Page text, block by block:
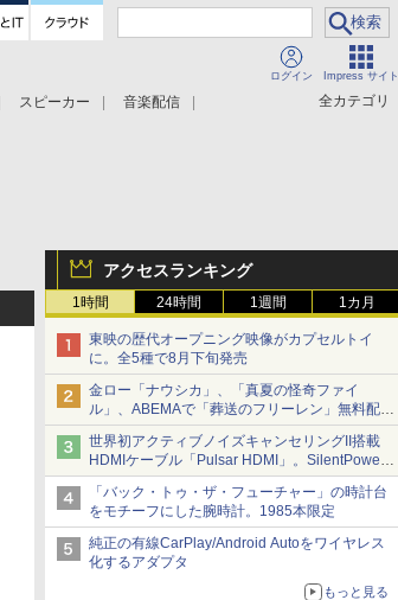
ログイン Impress サイト
全カテゴリ
スピーカー
音楽配信
アクセスランキング
1時間 24時間 1週間 1カ月
東映の歴代オープニング映像がカプセルトイ
に。全5種で8月下旬発売
金ロー「ナウシカ」、「真夏の怪奇ファイ
ル」、ABEMAで「葬送のフリーレン」無料配信
など。夏の特番・配信情報
世界初アクティブノイズキャンセリングII搭載
HDMIケーブル「Pulsar HDMI」。SilentPower
から
「バック・トゥ・ザ・フューチャー」の時計台
をモチーフにした腕時計。1985本限定
純正の有線CarPlay/Android Autoをワイヤレス
化するアダプタ
もっと見る